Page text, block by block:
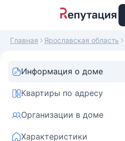
Главная Ярославская область
Информация о доме
Квартиры по адресу
Организации в доме
Характеристики